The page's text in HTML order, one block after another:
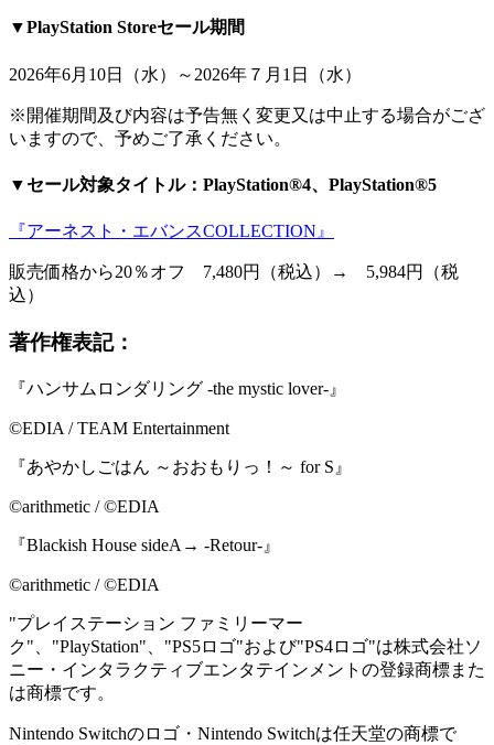
▼PlayStation Storeセール期間
2026年6月10日（水）～2026年７月1日（水）
※開催期間及び内容は予告無く変更又は中止する場合がござ
いますので、予めご了承ください。
▼セール対象タイトル：PlayStation®4、PlayStation®5
『アーネスト・エバンスCOLLECTION』
販売価格から20％オフ 7,480円（税込）→ 5,984円（税
込）
著作権表記：
『ハンサムロンダリング -the mystic lover-』
©EDIA / TEAM Entertainment
『あやかしごはん ～おおもりっ！～ for S』
©arithmetic / ©EDIA
『Blackish House sideA→ -Retour-』
©arithmetic / ©EDIA
"プレイステーション ファミリーマー
ク"、"PlayStation"、"PS5ロゴ"および"PS4ロゴ"は株式会社ソ
ニー・インタラクティブエンタテインメントの登録商標また
は商標です。
Nintendo Switchのロゴ・Nintendo Switchは任天堂の商標で